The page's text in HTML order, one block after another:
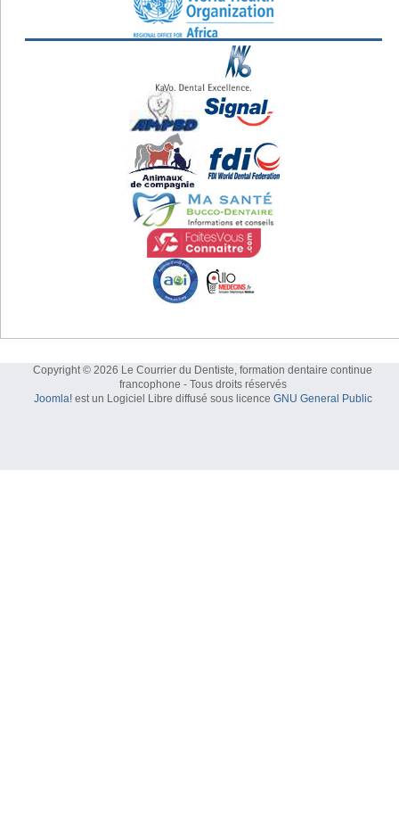
Copyright © 2026 Le Courrier du Dentiste, formation dentaire continue
francophone - Tous droits réservés
Joomla!est un Logiciel Libre diffusé sous licence GNU General Public